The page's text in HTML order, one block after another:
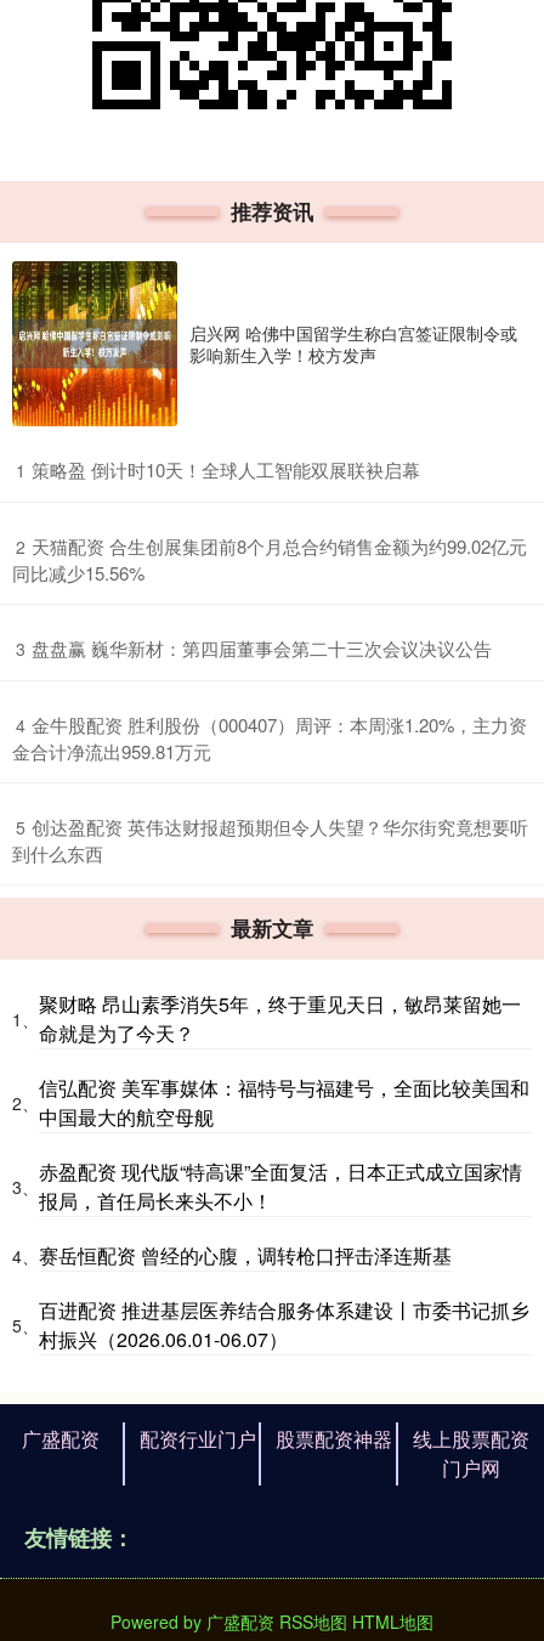
推荐资讯
启兴网 哈佛中国留学生称白宫签证限制令或
影响新生入学！校方发声
1 ​策略盈 倒计时10天！全球人工智能双展联袂启幕
2 ​天猫配资 合生创展集团前8个月总合约销售金额为约99.02亿元
同比减少15.56%
3 ​盘盘赢 巍华新材：第四届董事会第二十三次会议决议公告
4 ​金牛股配资 胜利股份（000407）周评：本周涨1.20%，主力资
金合计净流出959.81万元
5 ​创达盈配资 英伟达财报超预期但令人失望？华尔街究竟想要听
到什么东西
最新文章
1、
聚财略 昂山素季消失5年，终于重见天日，敏昂莱留她一
命就是为了今天？
2、
信弘配资 美军事媒体：福特号与福建号，全面比较美国和
中国最大的航空母舰
3、
赤盈配资 现代版“特高课”全面复活，日本正式成立国家情
报局，首任局长来头不小！
4、 赛岳恒配资 曾经的心腹，调转枪口抨击泽连斯基
5、
百进配资 推进基层医养结合服务体系建设丨市委书记抓乡
村振兴（2026.06.01-06.07）
广盛配资 配资行业门户 股票配资神器
线上股票配资
门户网
友情链接：
Powered by 广盛配资 RSS地图 HTML地图